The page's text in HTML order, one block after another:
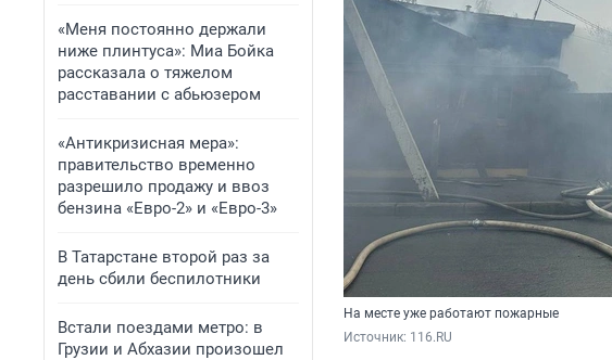
«Меня постоянно держали
ниже плинтуса»: Миа Бойка
рассказала о тяжелом
расставании с абьюзером
«Антикризисная мера»:
правительство временно
разрешило продажу и ввоз
бензина «Евро-2» и «Евро-3»
В Татарстане второй раз за
день сбили беспилотники
Встали поездами метро: в
Грузии и Абхазии произошел
На месте уже работают пожарные
Источник: 116.RU